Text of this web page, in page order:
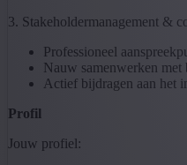
3. Stakeholdermanagement &
Professioneel
Nauw samenwerken
Actief bijdragen aan het
Profil
Jouw profiel: